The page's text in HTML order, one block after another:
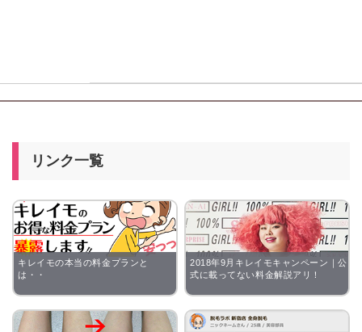
リンク一覧
キレイモの本当の料金プランと
は・・
2018年9月キレイモキャンペーン｜公
式に載ってない料金解説アリ！